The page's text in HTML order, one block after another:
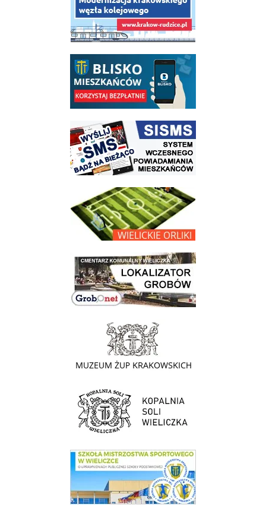
link do opisu aplikacji - BLISKO, Gmina Wieliczka w aplikacji Blisko
link do strony systemu wczesnego ostrzegania mieszkańców SISMS
link do opisu projektu Wielickie Orliki
link do lokalizatora grobów na wielickim cmentarzu - grobnet
link do strony - Muzeum Żup Krakowskich Wieliczka
link do strony Kopalni Soli Wieliczka
link do SMS Wieliczka